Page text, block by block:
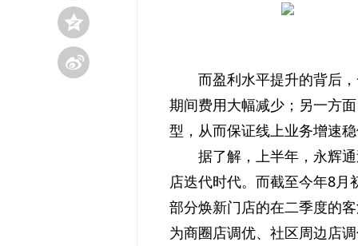
而盈利水平提升的背后
期间费用大幅减少；另一方
型，从而保证线上业务增速
据了解，上半年，永辉
店迭代时代。而截至今年8
部分焕新门店的在二季度的
为商圈店调优、社区周边店